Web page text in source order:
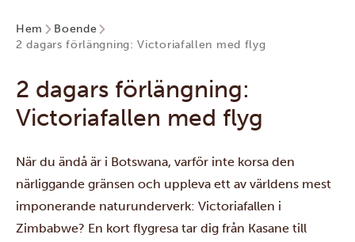
Hem
Boende
2 dagars förlängning: Victoriafallen med flyg
2 dagars förlängning:
Victoriafallen med flyg
När du ändå är i Botswana, varför inte korsa den
närliggande gränsen och uppleva ett av världens mest
imponerande naturunderverk: Victoriafallen i
Zimbabwe? En kort flygresa tar dig från Kasane till